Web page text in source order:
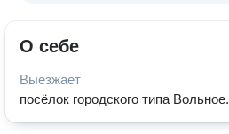
О себе
Выезжает
посёлок городского типа Вольное.